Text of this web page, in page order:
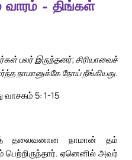
– திங்கள்
பலர் இருந்தனர்; சிரியாவைச்
நாமானுக்கே நோய் நீங்கியது.
வாசகம் 5: 1-15
தலைவனான நாமான் தம்
பெற்றிருந்தார். ஏனெனில் அவர்